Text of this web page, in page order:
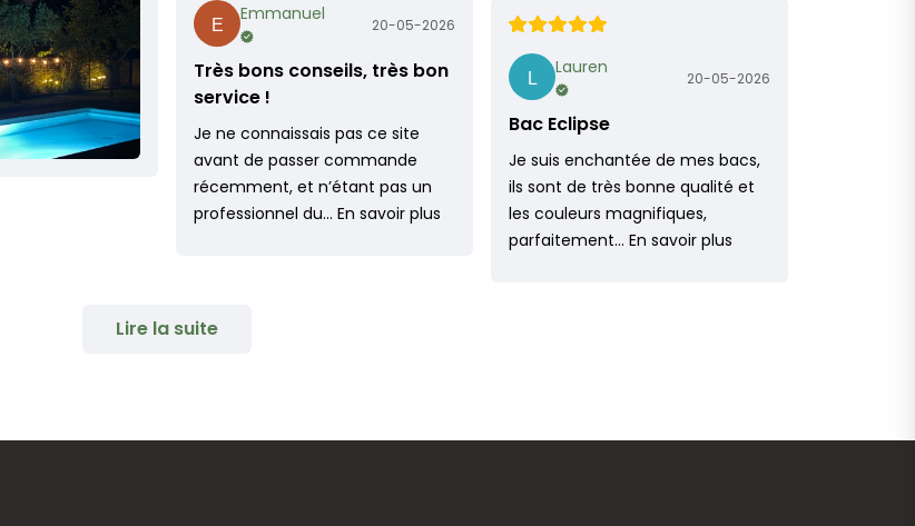
Emmanuel 20-05-2026
Très bons conseils, très bon
service !
Je ne connaissais pas ce site
avant de passer commande
récemment, et n’étant pas un
professionnel du… En savoir plus
Lauren 20-05-2026
Bac Eclipse
Je suis enchantée de mes bacs,
ils sont de très bonne qualité et
les couleurs magnifiques,
parfaitement… En savoir plus
Lire la suite